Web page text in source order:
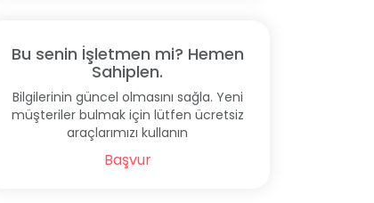
Bu senin İşletmen mi? Hemen
Sahiplen.
Bilgilerinin güncel olmasını sağla. Yeni
müşteriler bulmak için lütfen ücretsiz
araçlarımızı kullanın
Başvur